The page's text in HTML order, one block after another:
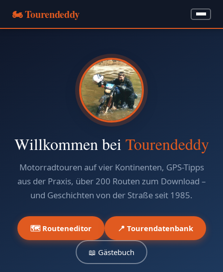
🏍️ Tourendeddy
Wandern
Sonstiges ▾
Willkommen bei Tourendeddy
Motorradtouren auf vier Kontinenten, GPS-Tipps
aus der Praxis, über 200 Routen zum Download –
und Geschichten von der Straße seit 1985.
🗺️ Routeneditor 📍 Tourendatenbank
📖 Gästebuch